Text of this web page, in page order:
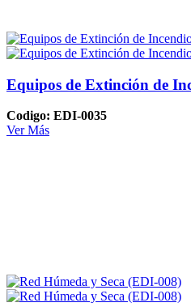
Equipos de Extinción de
Codigo: EDI-0035
Ver Más